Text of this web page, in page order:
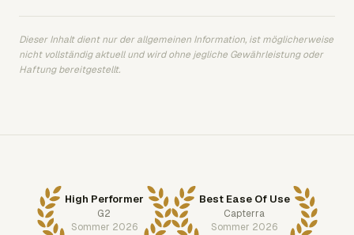
Dieser Inhalt dient nur der allgemeinen Information, ist möglicherweise
nicht vollständig aktuell und wird ohne jegliche Gewährleistung oder
Haftung bereitgestellt.
High Performer
G2
Sommer 2026
Best Ease Of Use
Capterra
Sommer 2026